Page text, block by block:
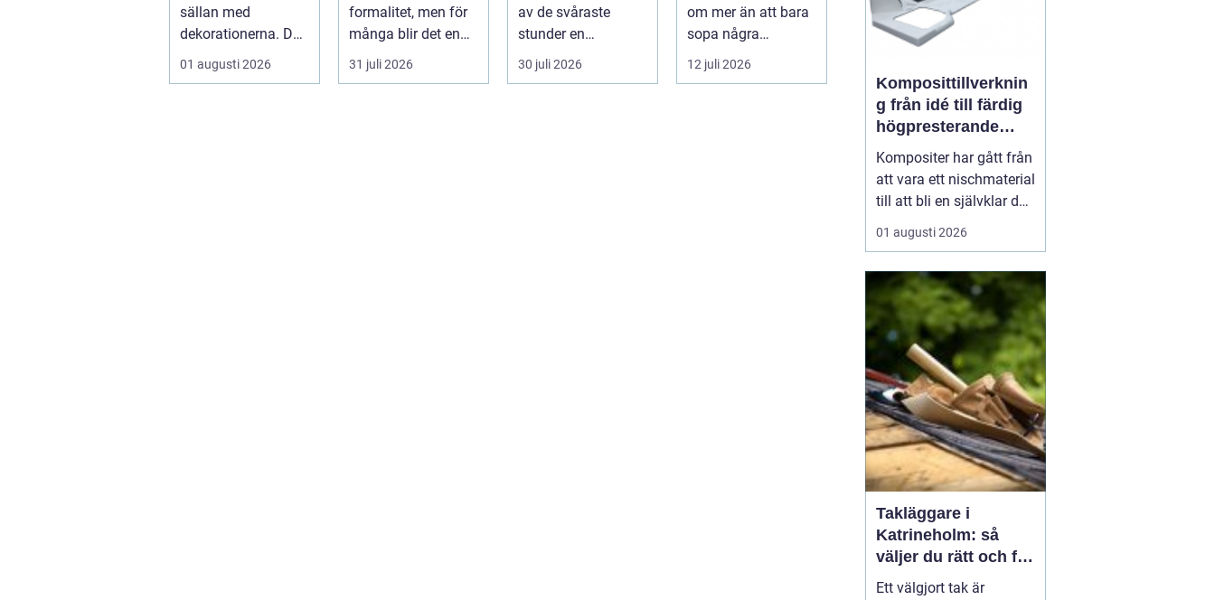
sällan med
dekorationerna. Den
börjar i köket....
01 augusti 2026
formalitet, men för
många blir det en
oväntad källa till
str...
31 juli 2026
av de svåraste
stunder en
djurägare går
igenom. Beslutet o...
30 juli 2026
om mer än att bara
sopa några
trappsteg och torka
en...
12 juli 2026
Komposittillverknin
g från idé till färdig
högpresterande
produkt
Kompositer har gått från
att vara ett nischmaterial
till att bli en självklar del
i allt från vindkraftverk
och tåg till
specialfordon.
Komposittillverkning
handlar om att
kombinera två eller fler
material för att skapa
något som...
01 augusti 2026
Takläggare i
Katrineholm: så
väljer du rätt och får
ett tak som håller
Ett välgjort tak är